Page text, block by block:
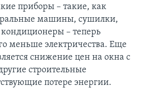
приборы – такие, как
машины, сушилки,
кондиционеры – теперь
меньше электричества. Еще
снижение цен на окна с
строительные
потере энергии.